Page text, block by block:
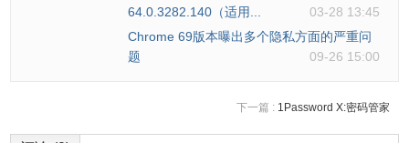
64.0.3282.140（适用...
03-28 13:45
Chrome 69版本曝出多个隐私方面的严重问
题
09-26 15:00
下一篇 : 1Password X:密码管家